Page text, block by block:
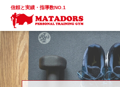
信頼と実績・指導数NO.1